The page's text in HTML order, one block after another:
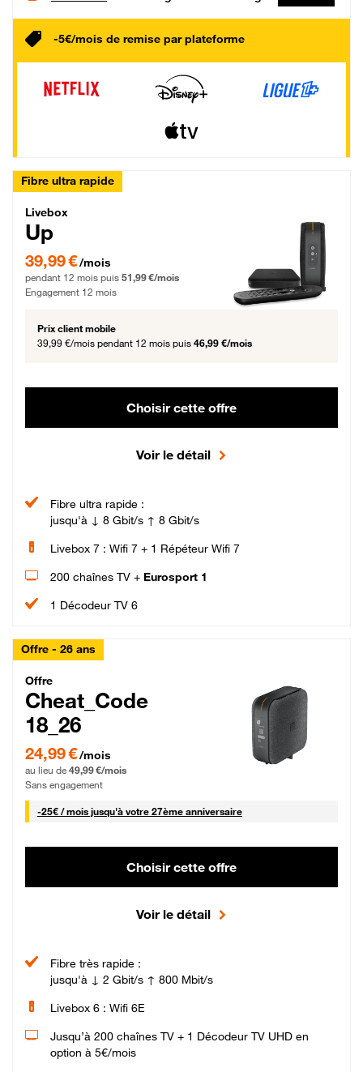
-5€/mois de remise par plateforme
Fibre ultra rapide
Livebox Up Fibre
Livebox
Up
39,99 € par mois pendant 12 mois puis 51,99 € par mois, Engagement 12 mois
39,99 €/mois
pendant 12 mois puis 51,99 €/mois
Engagement 12 mois
Prix client mobile
39,99 €/mois pendant 12 mois puis 46,99 €/mois
Choisir cette offre
Voir le détail
Fibre ultra rapide :
jusqu'à ↓ 8 Gbit/s ↑ 8 Gbit/s
Livebox 7 : Wifi 7 + 1 Répéteur Wifi 7
200 chaînes TV + Eurosport 1
1 Décodeur TV 6
Offre - 26 ans
Cheat_Code Fibre_18_26
Offre
Cheat_Code
18_26
24,99 € par mois pendant 0 mois puis 49,99 € par mois, Sans engagement
24,99 €/mois
au lieu de 49,99 €/mois
Sans engagement
-25€ / mois25 € par mois
jusqu'à votre 27ème anniversaire
Choisir cette offre
Voir le détail
Fibre très rapide :
jusqu'à ↓ 2 Gbit/s ↑ 800 Mbit/s
Livebox 6 : Wifi 6E
Jusqu’à 200 chaînes TV + 1 Décodeur TV UHD en
option à 5€/mois